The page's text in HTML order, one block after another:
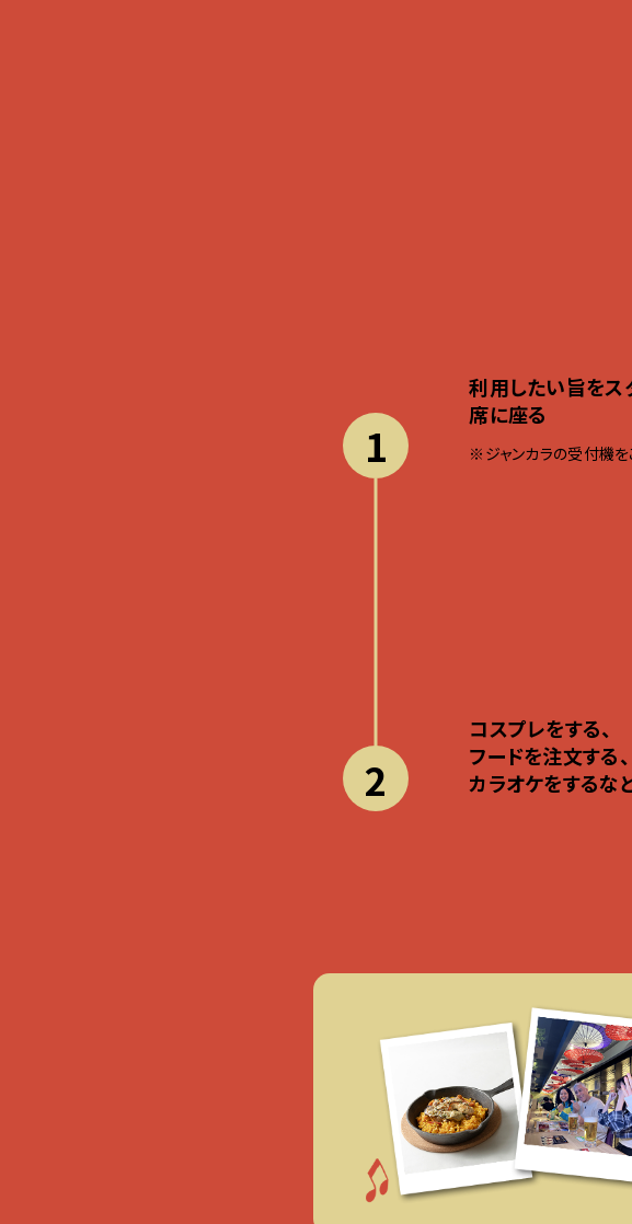
1
利用したい旨をス
席に座る
※ジャンカラの受付機
2
コスプレをする、
フードを注文する、
カラオケをするな